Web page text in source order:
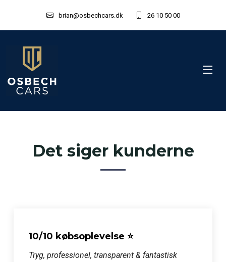
brian@osbechcars.dk 26 10 50 00
Det siger kunderne
10/10 købsoplevelse ⭐️
Tryg, professionel, transparent & fantastisk